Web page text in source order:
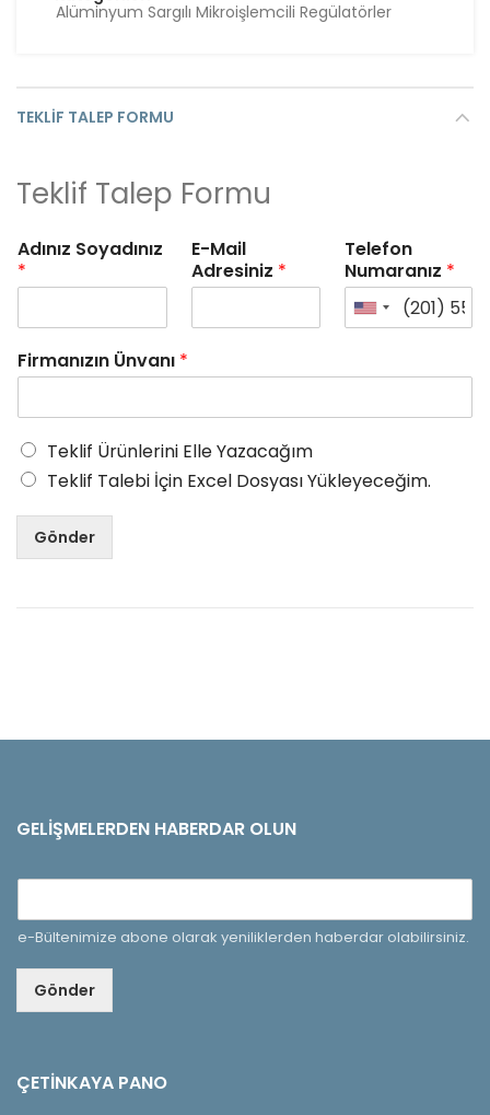
Alüminyum Sargılı Mikroişlemcili Regülatörler
TEKLIF TALEP FORMU
Teklif Talep Formu
Adınız Soyadınız
*
E-Mail
Adresiniz *
Telefon
Numaranız *
Firmanızın Ünvanı *
Teklif Ürünlerini Elle Yazacağım
Teklif Talebi İçin Excel Dosyası Yükleyeceğim.
Gönder
GELIŞMELERDEN HABERDAR OLUN
e-Bültenimize abone olarak yeniliklerden haberdar olabilirsiniz.
Gönder
ÇETINKAYA PANO